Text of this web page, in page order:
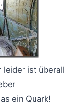
leider ist überall
ein Quark!